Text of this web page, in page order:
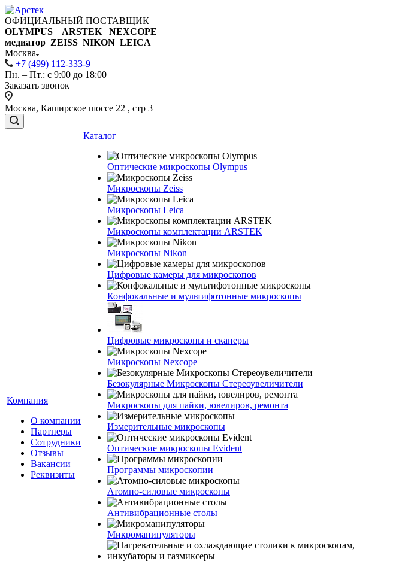
ОФИЦИАЛЬНЫЙ ПОСТАВЩИК
OLYMPUS ARSTEK NEXCOPE
медиатор ZEISS NIKON LEICA
Москва
+7 (499) 112-333-9
Пн. – Пт.: с 9:00 до 18:00
Заказать звонок
Москва, Каширское шоссе 22 , стр 3
Компания
О компании
Партнеры
Сотрудники
Отзывы
Вакансии
Реквизиты
Каталог
Оптические микроскопы Olympus
Микроскопы Zeiss
Микроскопы Leica
Микроскопы комплектации ARSTEK
Микроскопы Nikon
Цифровые камеры для микроскопов
Конфокальные и мультифотонные микроскопы
Цифровые микроскопы и сканеры
Микроскопы Nexcope
Безокулярные Микроскопы Стереоувеличители
Микроскопы для пайки, ювелиров, ремонта
Измерительные микроскопы
Оптические микроскопы Evident
Программы микроскопии
Атомно-силовые микроскопы
Антивибрационные столы
Микроманипуляторы